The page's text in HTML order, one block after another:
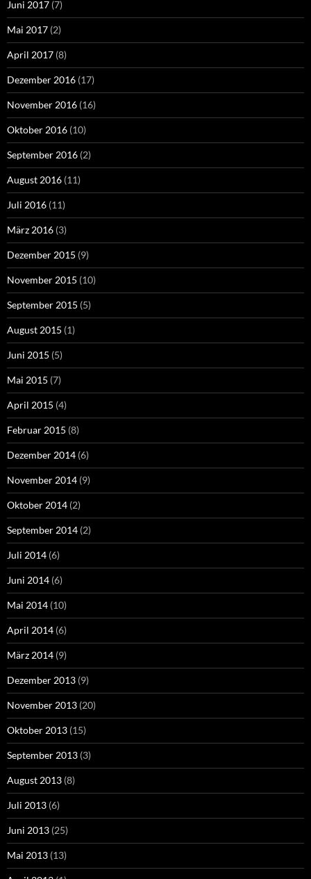
Juni 2017 (7)
Mai 2017 (2)
April 2017 (8)
Dezember 2016 (17)
November 2016 (16)
Oktober 2016 (10)
September 2016 (2)
August 2016 (11)
Juli 2016 (11)
März 2016 (3)
Dezember 2015 (9)
November 2015 (10)
September 2015 (5)
August 2015 (1)
Juni 2015 (5)
Mai 2015 (7)
April 2015 (4)
Februar 2015 (8)
Dezember 2014 (6)
November 2014 (9)
Oktober 2014 (2)
September 2014 (2)
Juli 2014 (6)
Juni 2014 (6)
Mai 2014 (10)
April 2014 (6)
März 2014 (9)
Dezember 2013 (9)
November 2013 (20)
Oktober 2013 (15)
September 2013 (3)
August 2013 (8)
Juli 2013 (6)
Juni 2013 (25)
Mai 2013 (13)